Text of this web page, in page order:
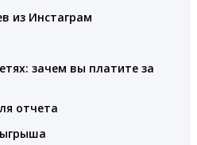
из Инстаграм
зачем вы платите за
отчета